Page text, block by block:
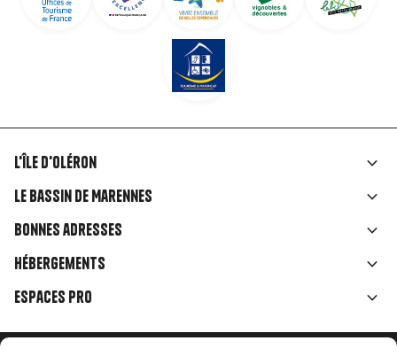
Liens
rubriques
L'île d'Oléron
Le Bassin de Marennes
Bonnes adresses
Hébergements
Espaces Pro